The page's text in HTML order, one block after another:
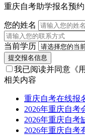
重庆自考助学报名预约
您的姓名
当前学历
提交报名信息
我已阅读并同意 《
相关内容
重庆自考在线报
2026年重庆自考
2026年重庆自考
2026年重庆自考